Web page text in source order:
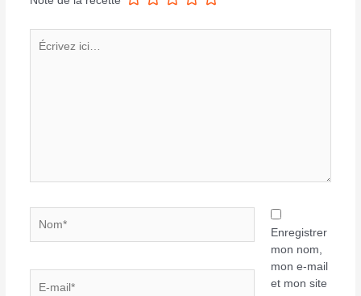
ici…
Enregistrer
mon nom,
mon e-mail
et mon site